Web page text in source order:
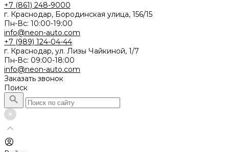
+7 (861) 248-9000
г. Краснодар, Бородинская улица, 156/15
Пн-Вс: 10:00-19:00
info@neon-auto.com
+7 (989) 124-04-44
г. Краснодар, ул. Лизы Чайкиной, 1/7
Пн-Вс: 09:00-18:00
info@neon-auto.com
Заказать звонок
Поиск